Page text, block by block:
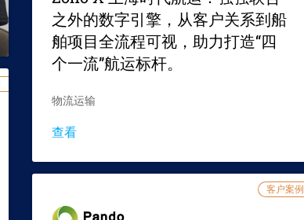
之外的数字引擎，从客户关系到船
舶项目全流程可视，助力打造“四
个一流”航运标杆。
物流运输
查看
客户案例